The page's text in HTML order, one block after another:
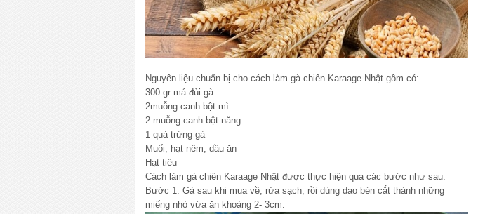
Nguyên liệu chuẩn bị cho cách làm gà chiên Karaage Nhật gồm có:
300 gr má đùi gà
2muỗng canh bột mì
2 muỗng canh bột năng
1 quả trứng gà
Muối, hạt nêm, dầu ăn
Hạt tiêu
Cách làm gà chiên Karaage Nhật được thực hiện qua các bước như sau:
Bước 1: Gà sau khi mua về, rửa sạch, rồi dùng dao bén cắt thành những
miếng nhỏ vừa ăn khoảng 2- 3cm.